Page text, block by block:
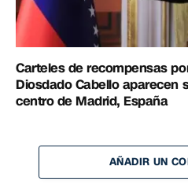
Carteles de recompensas
Diosdado Cabello aparecen
centro de Madrid, España
AÑADIR UN